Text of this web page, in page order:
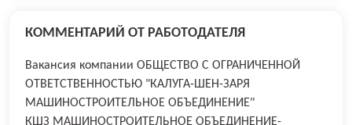
КОММЕНТАРИЙ ОТ РАБОТОДАТЕЛЯ
Вакансия компании ОБЩЕСТВО С ОГРАНИЧЕННОЙ
ОТВЕТСТВЕННОСТЬЮ "КАЛУГА-ШЕН-ЗАРЯ
МАШИНОСТРОИТЕЛЬНОЕ ОБЪЕДИНЕНИЕ"
КШЗ МАШИНОСТРОИТЕЛЬНОЕ ОБЪЕДИНЕНИЕ-